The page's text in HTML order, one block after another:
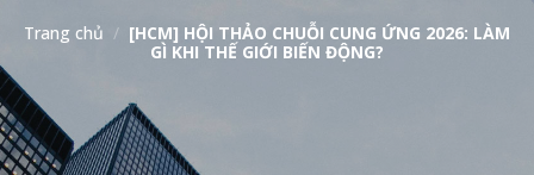
Trang chủ / [HCM] HỘI THẢO CHUỖI CUNG ỨNG 2026: LÀM
GÌ KHI THẾ GIỚI BIẾN ĐỘNG?